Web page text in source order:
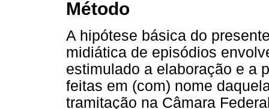
Método
A hipótese básica do
midiática de episódios
estimulado a elaboração e a
feitas em (com) nome
tramitação na Câmara